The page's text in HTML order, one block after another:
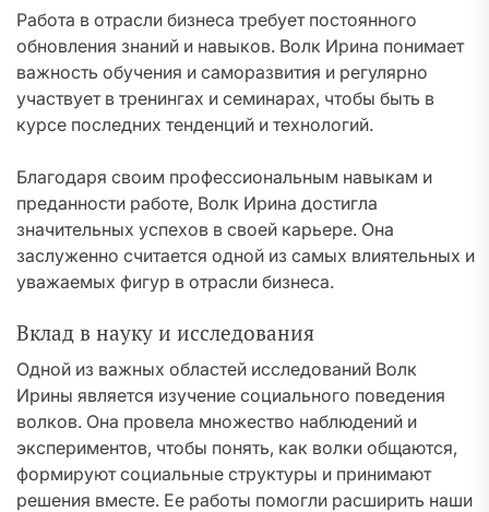
Работа в отрасли бизнеса требует постоянного
обновления знаний и навыков. Волк Ирина понимает
важность обучения и саморазвития и регулярно
участвует в тренингах и семинарах, чтобы быть в
курсе последних тенденций и технологий.
Благодаря своим профессиональным навыкам и
преданности работе, Волк Ирина достигла
значительных успехов в своей карьере. Она
заслуженно считается одной из самых влиятельных и
уважаемых фигур в отрасли бизнеса.
Вклад в науку и исследования
Одной из важных областей исследований Волк
Ирины является изучение социального поведения
волков. Она провела множество наблюдений и
экспериментов, чтобы понять, как волки общаются,
формируют социальные структуры и принимают
решения вместе. Ее работы помогли расширить наши